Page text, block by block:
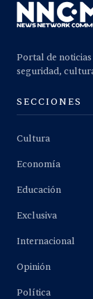
Portal de
seguridad,
SECCIONES
Cultura
Economía
Educación
Exclusiva
Internacional
Opinión
Política